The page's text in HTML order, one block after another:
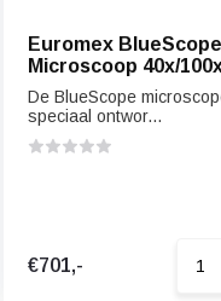
Euromex
Microscoop 40x/
De BlueScope
speciaal ontwor...
€701,-